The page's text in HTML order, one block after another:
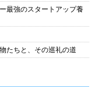
最強のスタートアップ養
たちと、その巡礼の道